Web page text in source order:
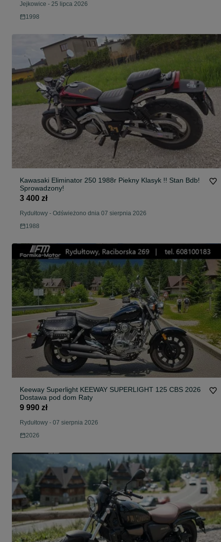
Jejkowice - 25 lipca 2026
1998
Kawasaki Eliminator 250 1988r Piekny Klasyk !! Stan Bdb!
Sprowadzony!
3 400 zł
Rydułtowy - Odświeżono dnia 07 sierpnia 2026
1988
Keeway Superlight KEEWAY SUPERLIGHT 125 CBS 2026
Dostawa pod dom Raty
9 990 zł
Rydułtowy - 07 sierpnia 2026
2026